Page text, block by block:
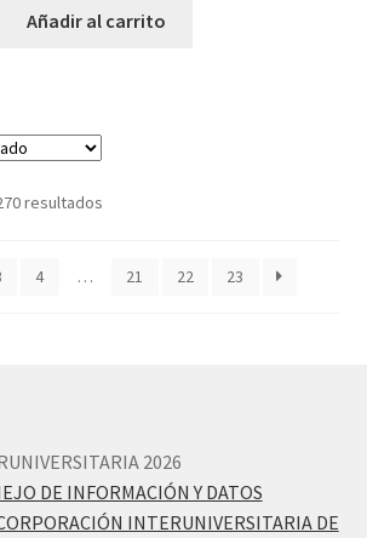
Añadir al carrito
resultados
4 … 21 22 23
2026
DE INFORMACIÓN Y DATOS
INTERUNIVERSITARIA DE